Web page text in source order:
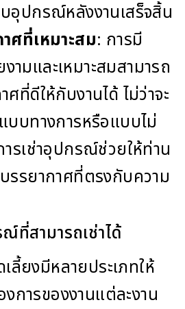
อุปกรณ์หลังงานเสร็จสิ้น
ศที่เหมาะสม: การมี
มและเหมาะสมสามารถ
ศที่ดีให้กับงานได้ ไม่ว่าจะ
บบทางการหรือแบบไม่
ารเช่าอุปกรณ์ช่วยให้ท่าน
รรยากาศที่ตรงกับความ
ที่สามารถเช่าได้
ลี้ยงมีหลายประเภทให้
การของงานแต่ละงาน